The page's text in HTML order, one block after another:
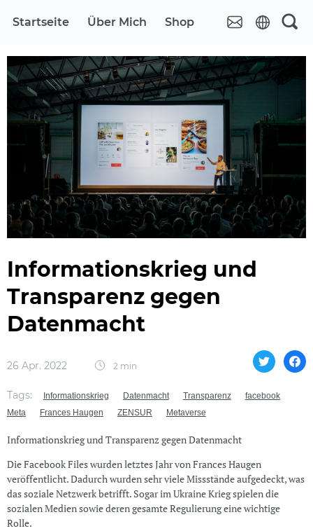
Startseite Über Mich Shop
Informationskrieg und
Transparenz gegen
Datenmacht
26 Apr. 2022 2 min
Tags: Informationskrieg Datenmacht Transparenz
facebook
Meta
Frances Haugen ZENSUR Metaverse
Informationskrieg und Transparenz gegen Datenmacht
Die Facebook Files wurden letztes Jahr von Frances Haugen
veröffentlicht. Dadurch wurden sehr viele Missstände aufgedeckt, was
das soziale Netzwerk betrifft. Sogar im Ukraine Krieg spielen die
sozialen Medien sowie deren gesamte Regulierung eine wichtige
Rolle.